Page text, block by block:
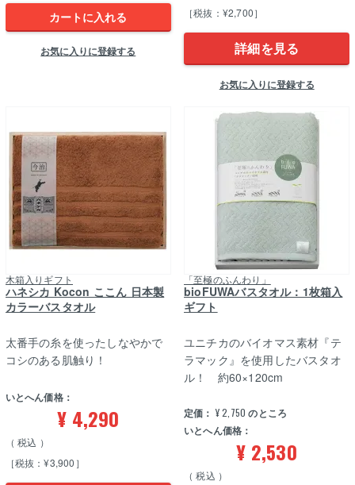
カートに入れる
お気に入りに登録する
［税抜：¥2,700］
詳細を見る
お気に入りに登録する
木箱入りギフト
ハネシカ Kocon ここん 日本製
カラーバスタオル
いとへん価格：
¥ 4,290
税込
［税抜：¥3,900］
太番手の糸を使ったしなやかで
コシのある肌触り！
「至極のふんわり」
bioFUWAバスタオル：1枚箱入
ギフト
定価： ¥2,750 のところ
いとへん価格：
¥ 2,530
税込
ユニチカのバイオマス素材『テ
ラマック』を使用したバスタオ
ル！ 約60×120cm